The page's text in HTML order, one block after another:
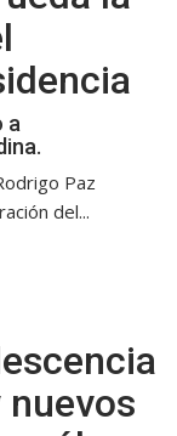
a
Paz
del...
nuevos